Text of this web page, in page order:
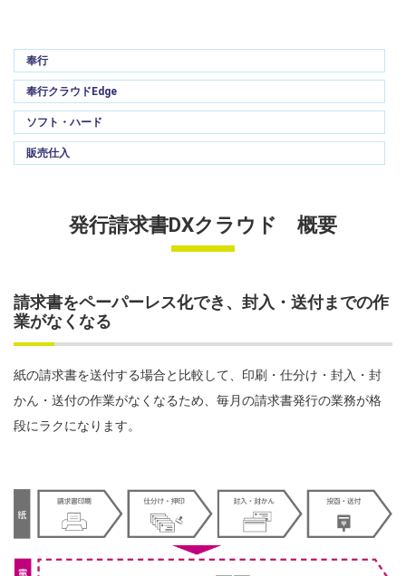
奉行
奉行クラウドEdge
ソフト・ハード
販売仕入
発行請求書DXクラウド 概要
請求書をペーパーレス化でき、封入・送付までの作
業がなくなる
紙の請求書を送付する場合と比較して、印刷・仕分け・封入・封
かん・送付の作業がなくなるため、毎月の請求書発行の業務が格
段にラクになります。